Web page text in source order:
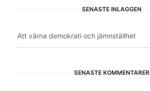
SENASTE INLÄGGEN
Att värna demokrati och jämnställhet
SENASTE KOMMENTARER